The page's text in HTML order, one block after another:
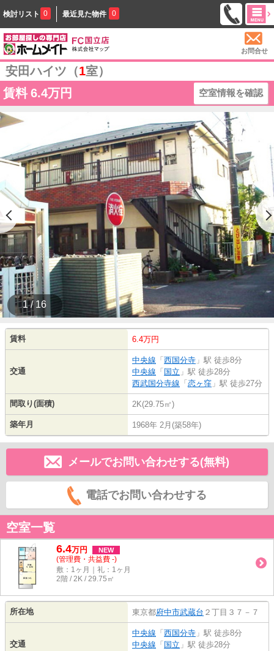
検討リスト 0 最近見た物件 0
お問合せ
安田ハイツ（1室）
賃料 6.4万円 空室情報を確認
1 / 16
賃料 6.4万円
交通
中央線 「 西国分寺 」駅 徒歩8分
中央線 「 国立 」駅 徒歩28分
西武国分寺線 「 恋ヶ窪 」駅 徒歩27分
間取り(面積) 2K(29.75㎡)
築年月 1968年 2月(築58年)
メールでお問い合わせする(無料)
電話でお問い合わせする
空室一覧
6.4万円 NEW
(管理費・共益費 -)
敷：1ヶ月｜礼：1ヶ月
2階 / 2K / 29.75㎡
所在地 東京都府中市武蔵台 ２丁目３７－７
交通
中央線 「 西国分寺 」駅 徒歩8分
中央線 「 国立 」駅 徒歩28分